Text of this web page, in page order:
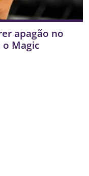
apagão no
Magic